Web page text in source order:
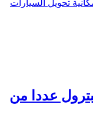
تحويل السيارات
عددا من